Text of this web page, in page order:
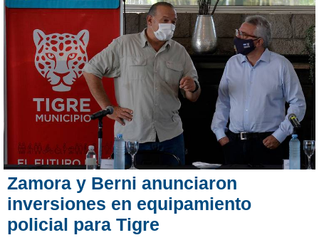
Zamora y Berni anunciaron
inversiones en equipamiento
policial para Tigre